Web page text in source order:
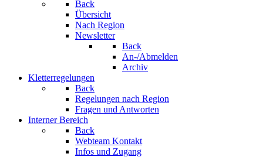
Back
Übersicht
Nach Region
Newsletter
Back
An-/Abmelden
Archiv
Kletterregelungen
Back
Regelungen nach Region
Fragen und Antworten
Interner Bereich
Back
Webteam Kontakt
Infos und Zugang